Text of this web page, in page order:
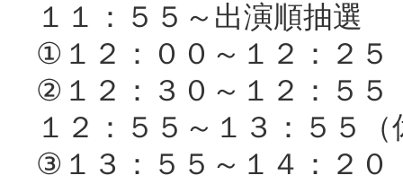
１１：５５～出演順抽選
① １２：００～１２：２５
② １２：３０～１２：５５
１２：５５～１３：５５
③ １３：５５～１４：２０